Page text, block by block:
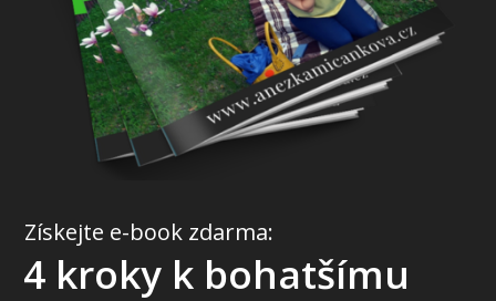
Získejte e-book zdarma:
4 kroky k bohatšímu